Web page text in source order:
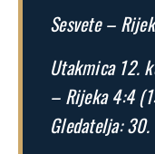
Sesvete –
Utakmica 12.
– Rijeka 4:4
Gledatelja: 30.